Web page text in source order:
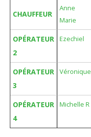
CHAUFFEUR
Anne
Marie
OPÉRATEUR
2
Ezechiel
OPÉRATEUR
3
Véronique
OPÉRATEUR
4
Michelle R